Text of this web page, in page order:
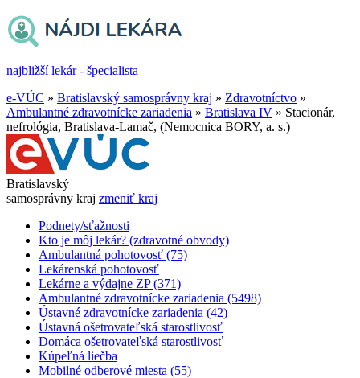
najbližší lekár - špecialista
e-VÚC » Bratislavský samosprávny kraj » Zdravotníctvo »
Ambulantné zdravotnícke zariadenia » Bratislava IV » Stacionár,
nefrológia, Bratislava-Lamač, (Nemocnica BORY, a. s.)
Bratislavský
samosprávny kraj zmeniť kraj
Podnety/sťažnosti
Kto je môj lekár? (zdravotné obvody)
Ambulantná pohotovosť (75)
Lekárenská pohotovosť
Lekárne a výdajne ZP (371)
Ambulantné zdravotnícke zariadenia (5498)
Ústavné zdravotnícke zariadenia (42)
Ústavná ošetrovateľská starostlivosť
Domáca ošetrovateľská starostlivosť
Kúpeľná liečba
Mobilné odberové miesta (55)